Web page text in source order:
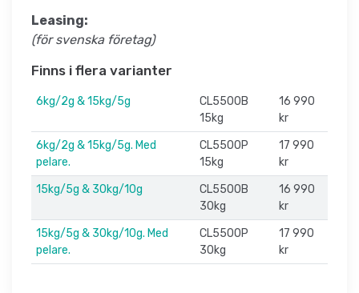
Leasing:
(för svenska företag)
Finns i flera varianter
6kg/2g & 15kg/5g
CL5500B
15kg
16 990
kr
6kg/2g & 15kg/5g. Med
pelare.
CL5500P
15kg
17 990
kr
15kg/5g & 30kg/10g
CL5500B
30kg
16 990
kr
15kg/5g & 30kg/10g. Med
pelare.
CL5500P
30kg
17 990
kr